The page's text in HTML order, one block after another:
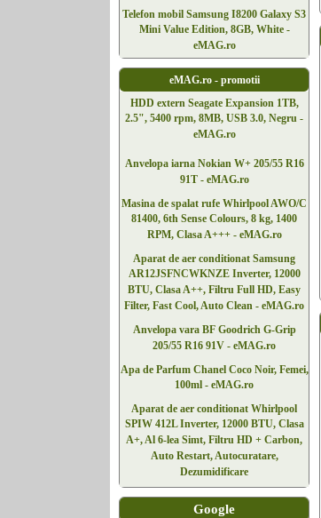
Telefon mobil Samsung I8200 Galaxy S3
Mini Value Edition, 8GB, White -
eMAG.ro
eMAG.ro - promotii
HDD extern Seagate Expansion 1TB,
2.5", 5400 rpm, 8MB, USB 3.0, Negru -
eMAG.ro
Anvelopa iarna Nokian W+ 205/55 R16
91T - eMAG.ro
Masina de spalat rufe Whirlpool AWO/C
81400, 6th Sense Colours, 8 kg, 1400
RPM, Clasa A+++ - eMAG.ro
Aparat de aer conditionat Samsung
AR12JSFNCWKNZE Inverter, 12000
BTU, Clasa A++, Filtru Full HD, Easy
Filter, Fast Cool, Auto Clean - eMAG.ro
Anvelopa vara BF Goodrich G-Grip
205/55 R16 91V - eMAG.ro
Apa de Parfum Chanel Coco Noir, Femei,
100ml - eMAG.ro
Aparat de aer conditionat Whirlpool
SPIW 412L Inverter, 12000 BTU, Clasa
A+, Al 6-lea Simt, Filtru HD + Carbon,
Auto Restart, Autocuratare,
Dezumidificare
Google